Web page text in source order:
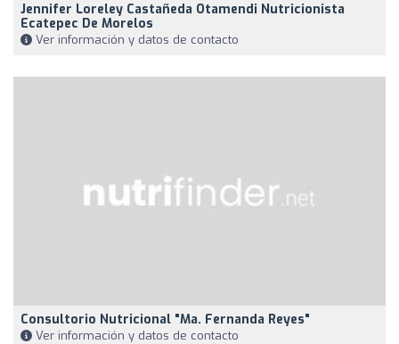
Jennifer Loreley Castañeda Otamendi Nutricionista
Ecatepec De Morelos
Ver información y datos de contacto
Consultorio Nutricional "Ma. Fernanda Reyes"
Ver información y datos de contacto